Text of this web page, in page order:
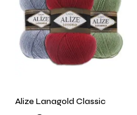
Alize Lanagold Classic